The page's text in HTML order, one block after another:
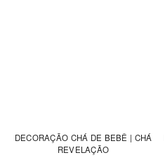
DECORAÇÃO CHÁ DE BEBÊ | CHÁ
REVELAÇÃO